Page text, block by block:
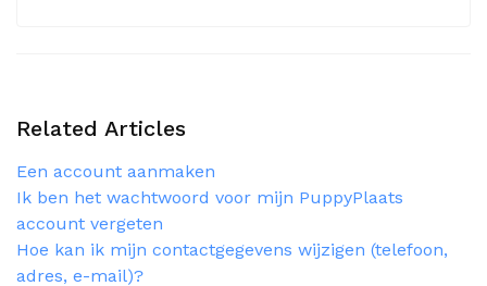
Related Articles
Een account aanmaken
Ik ben het wachtwoord voor mijn PuppyPlaats
account vergeten
Hoe kan ik mijn contactgegevens wijzigen (telefoon,
adres, e-mail)?